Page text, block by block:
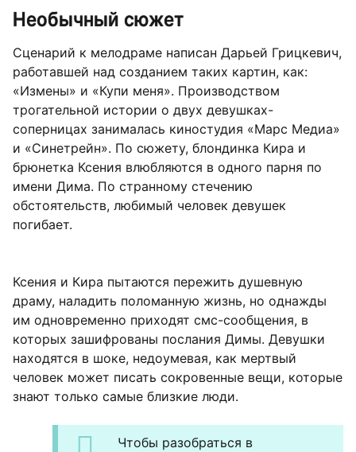
Необычный сюжет
Сценарий к мелодраме написан Дарьей Грицкевич,
работавшей над созданием таких картин, как:
«Измены» и «Купи меня». Производством
трогательной истории о двух девушках-
соперницах занималась киностудия «Марс Медиа»
и «Синетрейн». По сюжету, блондинка Кира и
брюнетка Ксения влюбляются в одного парня по
имени Дима. По странному стечению
обстоятельств, любимый человек девушек
погибает.
Ксения и Кира пытаются пережить душевную
драму, наладить поломанную жизнь, но однажды
им одновременно приходят смс-сообщения, в
которых зашифрованы послания Димы. Девушки
находятся в шоке, недоумевая, как мертвый
человек может писать сокровенные вещи, которые
знают только самые близкие люди.
Чтобы разобраться в